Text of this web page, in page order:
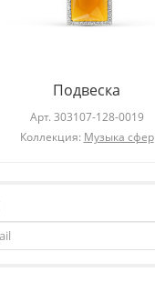
Подвеска
Арт. 303107-128-0019
Коллекция: Музыка сфер